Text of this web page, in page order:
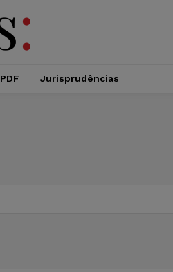
Jurisprudências